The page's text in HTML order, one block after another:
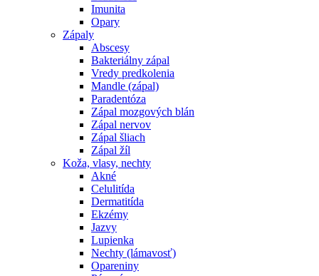
Imunita
Opary
Zápaly
Abscesy
Bakteriálny zápal
Vredy predkolenia
Mandle (zápal)
Paradentóza
Zápal mozgových blán
Zápal nervov
Zápal šliach
Zápal žíl
Koža, vlasy, nechty
Akné
Celulitída
Dermatitída
Ekzémy
Jazvy
Lupienka
Nechty (lámavosť)
Opareniny